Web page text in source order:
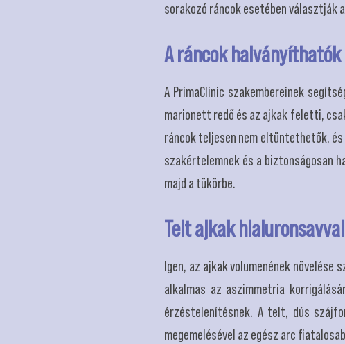
sorakozó ráncok esetében választják
A ráncok halványíthatók
A PrimaClinic szakembereinek
marionett redő és az ajkak feletti,
ráncok teljesen nem eltüntethetők,
szakértelemnek és a biztonságosan
majd a tükörbe.
Telt ajkak
Igen, az ajkak volumenének
alkalmas az aszimmetria
érzéstelenítésnek. A telt, dús
megemelésével az egész arc